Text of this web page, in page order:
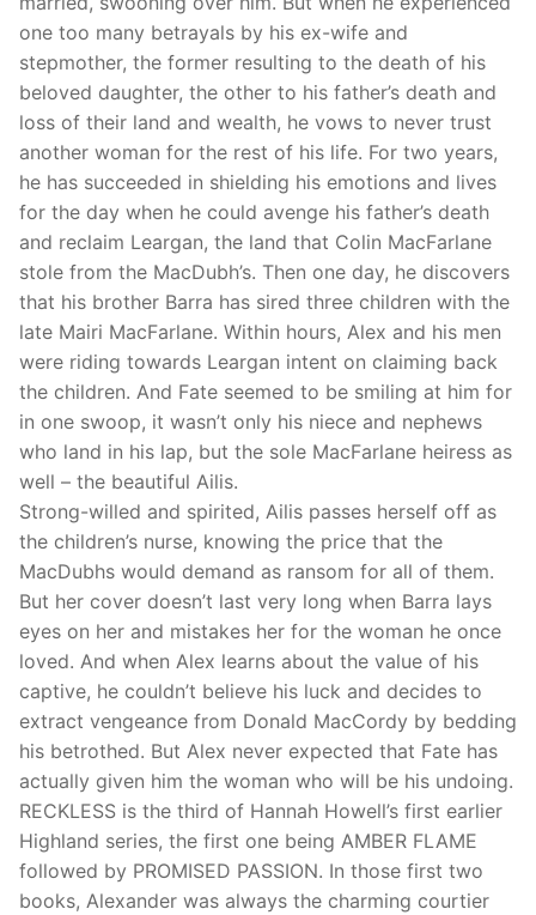
one too many betrayals by his ex-wife and
stepmother, the former resulting to the death of his
beloved daughter, the other to his father’s death and
loss of their land and wealth, he vows to never trust
another woman for the rest of his life. For two years,
he has succeeded in shielding his emotions and lives
for the day when he could avenge his father’s death
and reclaim Leargan, the land that Colin MacFarlane
stole from the MacDubh’s. Then one day, he discovers
that his brother Barra has sired three children with the
late Mairi MacFarlane. Within hours, Alex and his men
were riding towards Leargan intent on claiming back
the children. And Fate seemed to be smiling at him for
in one swoop, it wasn’t only his niece and nephews
who land in his lap, but the sole MacFarlane heiress as
well – the beautiful Ailis.
Strong-willed and spirited, Ailis passes herself off as
the children’s nurse, knowing the price that the
MacDubhs would demand as ransom for all of them.
But her cover doesn’t last very long when Barra lays
eyes on her and mistakes her for the woman he once
loved. And when Alex learns about the value of his
captive, he couldn’t believe his luck and decides to
extract vengeance from Donald MacCordy by bedding
his betrothed. But Alex never expected that Fate has
actually given him the woman who will be his undoing.
RECKLESS is the third of Hannah Howell’s first earlier
Highland series, the first one being AMBER FLAME
followed by PROMISED PASSION. In those first two
books, Alexander was always the charming courtier